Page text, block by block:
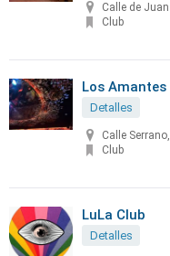
Calle de
Club
Los Amantes
Detalles
Calle
Club
LuLa Club
Detalles